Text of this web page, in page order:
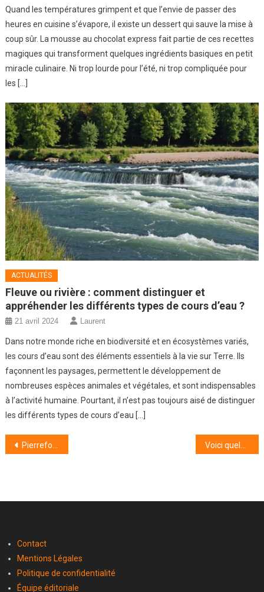
Quand les températures grimpent et que l’envie de passer des
heures en cuisine s’évapore, il existe un dessert qui sauve la mise à
coup sûr. La mousse au chocolat express fait partie de ces recettes
magiques qui transforment quelques ingrédients basiques en petit
miracle culinaire. Ni trop lourde pour l’été, ni trop compliquée pour
les […]
ACTUALITÉS
Fleuve ou rivière : comment distinguer et
appréhender les différents types de cours d’eau ?
21 avril 2024 Laurent
Dans notre monde riche en biodiversité et en écosystèmes variés,
les cours d’eau sont des éléments essentiels à la vie sur Terre. Ils
façonnent les paysages, permettent le développement de
nombreuses espèces animales et végétales, et sont indispensables
à l’activité humaine. Pourtant, il n’est pas toujours aisé de distinguer
les différents types de cours d’eau […]
Navigation
Pierrefonds : une escapade féerique au cœur des Hauts-de-France Voici quelques conseils pour éviter les crevaisons en voiture
Contact
Mentions Légales
Politique de confidentialité
Équipe éditoriale